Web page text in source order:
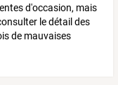
d'occasion, mais
le détail des
de mauvaises